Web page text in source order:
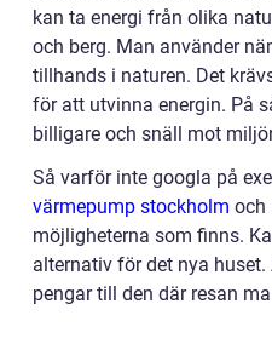
kan ta energi från olika
och berg. Man använder
tillhands i naturen. Det
för att utvinna energin. På
billigare och snäll mot
Så varför inte googla på
värmepump stockholm och
möjligheterna som finns.
alternativ för det nya
pengar till den där resan